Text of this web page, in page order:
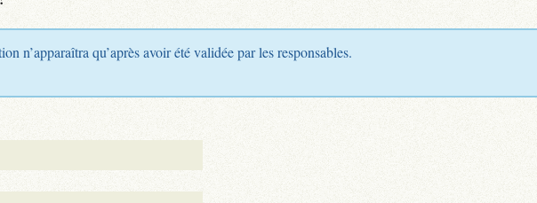
n’apparaîtra qu’après avoir été validée par les responsables.